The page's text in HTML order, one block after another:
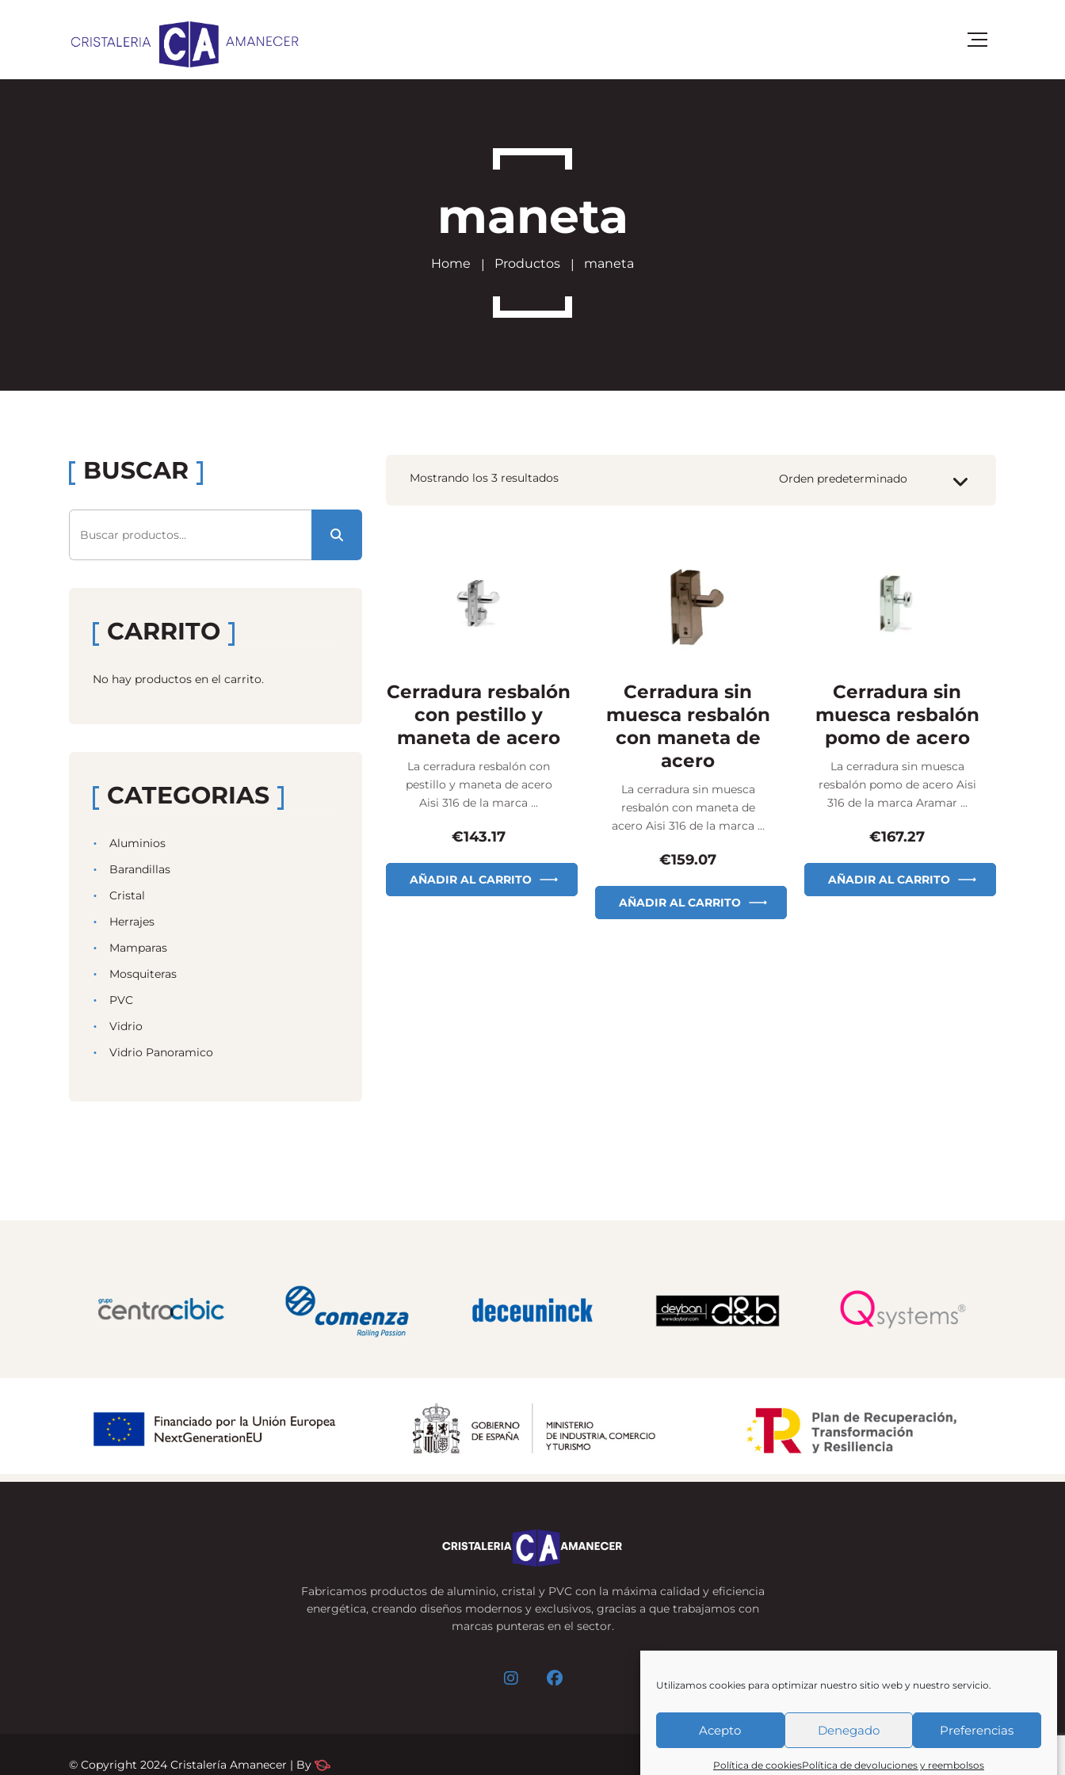
Utilizamos cookies para optimizar nuestro sitio web y nuestro servicio.
Acepto Denegado Preferencias
Política de cookiesPolítica de devoluciones y reembolsos
maneta
Home Productos maneta
Mostrando los 3 resultados
Cerradura resbalón
con pestillo y
maneta de acero
La cerradura resbalón con
pestillo y maneta de acero
Aisi 316 de la marca ...
€143.17
AÑADIR AL CARRITO
Cerradura sin
muesca resbalón
con maneta de
acero
La cerradura sin muesca
resbalón con maneta de
acero Aisi 316 de la marca ...
€159.07
AÑADIR AL CARRITO
Cerradura sin
muesca resbalón
pomo de acero
La cerradura sin muesca
resbalón pomo de acero Aisi
316 de la marca Aramar ...
€167.27
AÑADIR AL CARRITO
BUSCAR
por:
CARRITO
No hay productos en el carrito.
CATEGORIAS
Aluminios
Barandillas
Cristal
Herrajes
Mamparas
Mosquiteras
PVC
Vidrio
Vidrio Panoramico
Fabricamos productos de aluminio, cristal y PVC con la máxima calidad y eficiencia
energética, creando diseños modernos y exclusivos, gracias a que trabajamos con
marcas punteras en el sector.
© Copyright 2024 Cristalería Amanecer | By